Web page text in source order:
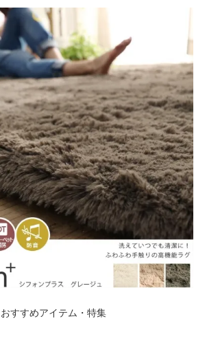
おすすめアイテム・特集